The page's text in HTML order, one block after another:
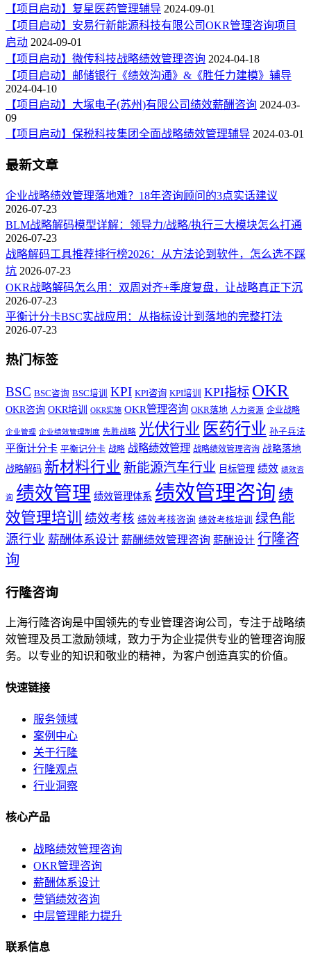
【项目启动】复星医药管理辅导 2024-09-01
【项目启动】安易行新能源科技有限公司OKR管理咨询项目
启动 2024-09-01
【项目启动】微传科技战略绩效管理咨询 2024-04-18
【项目启动】邮储银行《绩效沟通》&《胜任力建模》辅导
2024-04-10
【项目启动】大塚电子(苏州)有限公司绩效薪酬咨询 2024-03-
09
【项目启动】保税科技集团全面战略绩效管理辅导 2024-03-01
最新文章
企业战略绩效管理落地难？18年咨询顾问的3点实话建议
2026-07-23
BLM战略解码模型详解：领导力/战略/执行三大模块怎么打通
2026-07-23
战略解码工具推荐排行榜2026：从方法论到软件，怎么选不踩
坑 2026-07-23
OKR战略解码怎么用：双周对齐+季度复盘，让战略真正下沉
2026-07-23
平衡计分卡BSC实战应用：从指标设计到落地的完整打法
2026-07-23
热门标签
BSC BSC咨询 BSC培训 KPI KPI咨询 KPI培训 KPI指标 OKR
OKR咨询 OKR培训 OKR实施 OKR管理咨询 OKR落地 人力资源 企业战略
企业管理 企业绩效管理制度 先胜战略 光伏行业 医药行业 孙子兵法
平衡计分卡 平衡记分卡 战略 战略绩效管理 战略绩效管理咨询 战略落地
战略解码 新材料行业 新能源汽车行业 目标管理 绩效 绩效咨
询 绩效管理 绩效管理体系 绩效管理咨询 绩
效管理培训 绩效考核 绩效考核咨询 绩效考核培训
绿色能
源行业 薪酬体系设计 薪酬绩效管理咨询 薪酬设计 行隆咨
询
行隆咨询
上海行隆咨询是中国领先的专业管理咨询公司，专注于战略绩
效管理及员工激励领域，致力于为企业提供专业的管理咨询服
务。以专业的知识和敬业的精神，为客户创造真实的价值。
快速链接
服务领域
案例中心
关于行隆
行隆观点
行业洞察
核心产品
战略绩效管理咨询
OKR管理咨询
薪酬体系设计
营销绩效咨询
中层管理能力提升
联系信息